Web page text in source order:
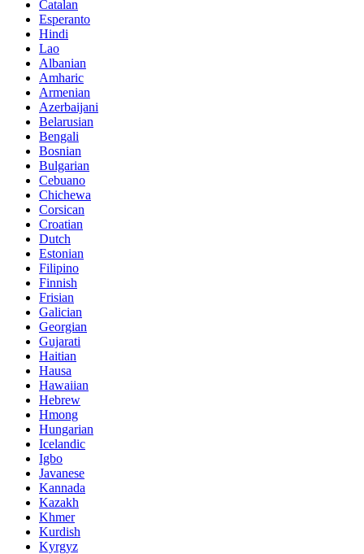
Catalan
Esperanto
Hindi
Lao
Albanian
Amharic
Armenian
Azerbaijani
Belarusian
Bengali
Bosnian
Bulgarian
Cebuano
Chichewa
Corsican
Croatian
Dutch
Estonian
Filipino
Finnish
Frisian
Galician
Georgian
Gujarati
Haitian
Hausa
Hawaiian
Hebrew
Hmong
Hungarian
Icelandic
Igbo
Javanese
Kannada
Kazakh
Khmer
Kurdish
Kyrgyz